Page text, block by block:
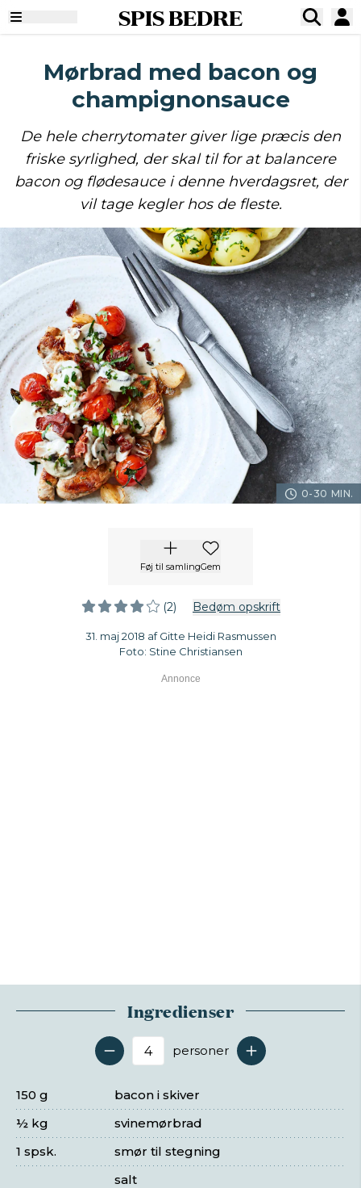
SPIS BEDRE
Mørbrad med bacon og
champignonsauce
De hele cherrytomater giver lige præcis den
friske syrlighed, der skal til for at balancere
bacon og flødesauce i denne hverdagsret, der
vil tage kegler hos de fleste.
0-30 MIN.
Føj til samlingGem
(2) Bedøm opskrift
31. maj 2018 af Gitte Heidi Rasmussen
Foto: Stine Christiansen
Ingredienser
Antal serveringer
personer
bacon i skiver
150 g
svinemørbrad
½ kg
smør til stegning
1 spsk.
salt